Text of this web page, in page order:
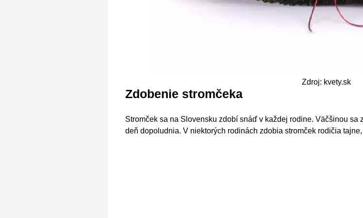
Zdroj: kvety.sk
Zdobenie stromčeka
Stromček sa na Slovensku zdobí snáď v každej rodine. Väčšinou sa
deň dopoludnia. V niektorých rodinách zdobia stromček rodičia